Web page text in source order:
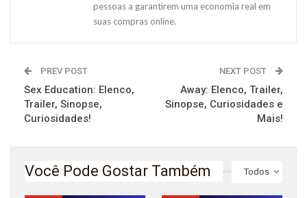
pessoas a garantirem uma economia real em
suas compras online.
PREV POST
Sex Education: Elenco,
Trailer, Sinopse,
Curiosidades!
NEXT POST
Away: Elenco, Trailer,
Sinopse, Curiosidades e
Mais!
Todos
Você Pode Gostar Também